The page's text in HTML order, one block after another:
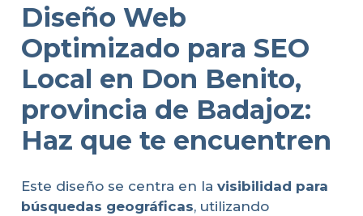
Diseño Web
Optimizado para SEO
Local en Don Benito,
provincia de Badajoz:
Haz que te encuentren
Este diseño se centra en la visibilidad para
búsquedas geográficas, utilizando